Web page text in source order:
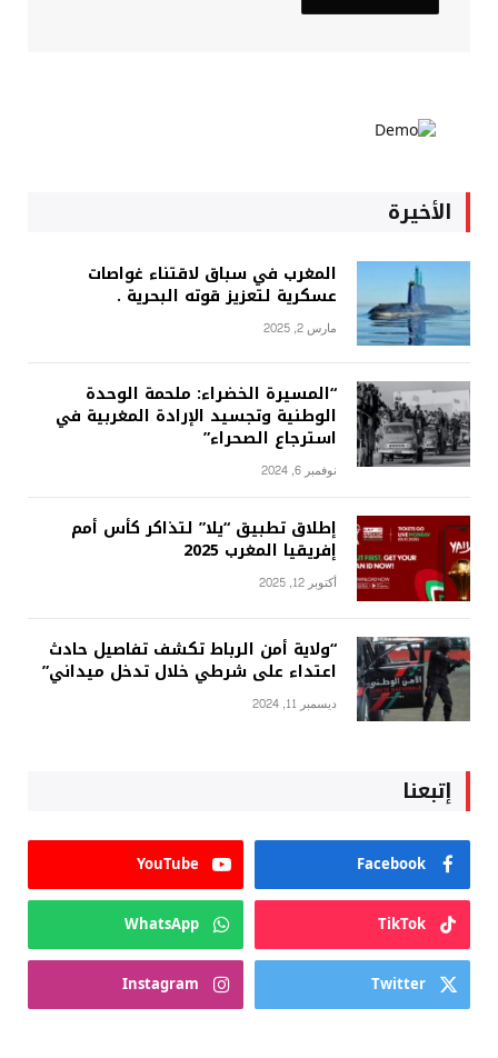
الأخيرة
المغرب في سباق لاقتناء غواصات
عسكرية لتعزيز قوته البحرية .
مارس 2, 2025
“المسيرة الخضراء: ملحمة الوحدة
الوطنية وتجسيد الإرادة المغربية في
استرجاع الصحراء”
نوفمبر 6, 2024
إطلاق تطبيق “يلا” لتذاكر كأس أمم
إفريقيا المغرب 2025
أكتوبر 12, 2025
“ولاية أمن الرباط تكشف تفاصيل حادث
اعتداء على شرطي خلال تدخل ميداني”
ديسمبر 11, 2024
إتبعنا
Facebook
YouTube
TikTok
WhatsApp
Twitter
Instagram